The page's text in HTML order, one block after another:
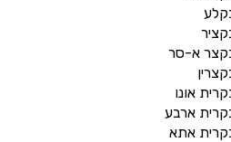
א-סר
אונו
ארבע
אתא